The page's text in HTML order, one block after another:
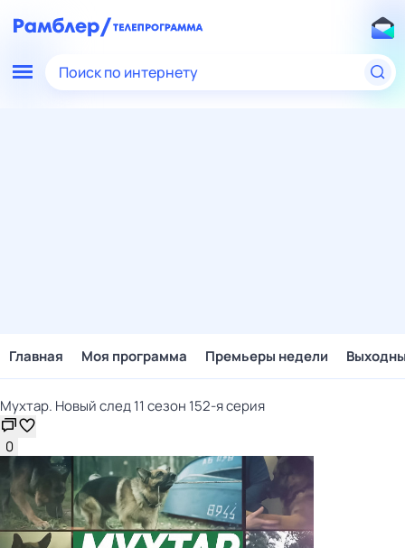
Поиск по интернету
Главная Моя программа Премьеры недели
Мухтар. Новый след 11 сезон 152-я серия
0